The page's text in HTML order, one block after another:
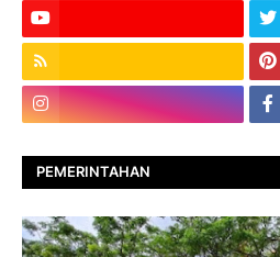
PEMERINTAHAN